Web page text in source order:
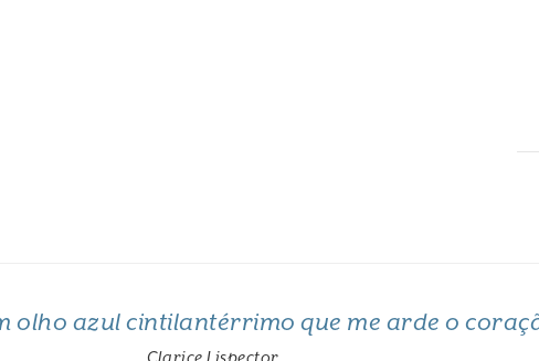
olho azul cintilantérrimo que me arde o
Clarice Lispector